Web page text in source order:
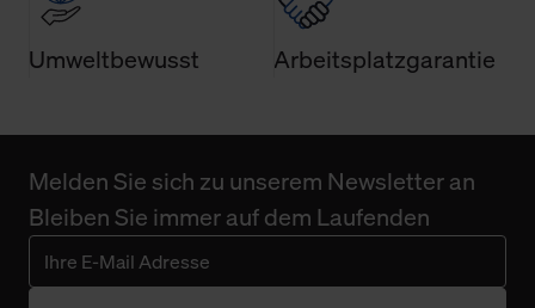
Umweltbewusst Arbeitsplatzgarantie
Melden Sie sich zu unserem Newsletter an
Bleiben Sie immer auf dem Laufenden